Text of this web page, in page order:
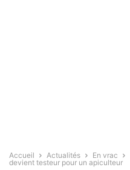
Accueil Actualités En vrac
devient testeur pour un apiculteur